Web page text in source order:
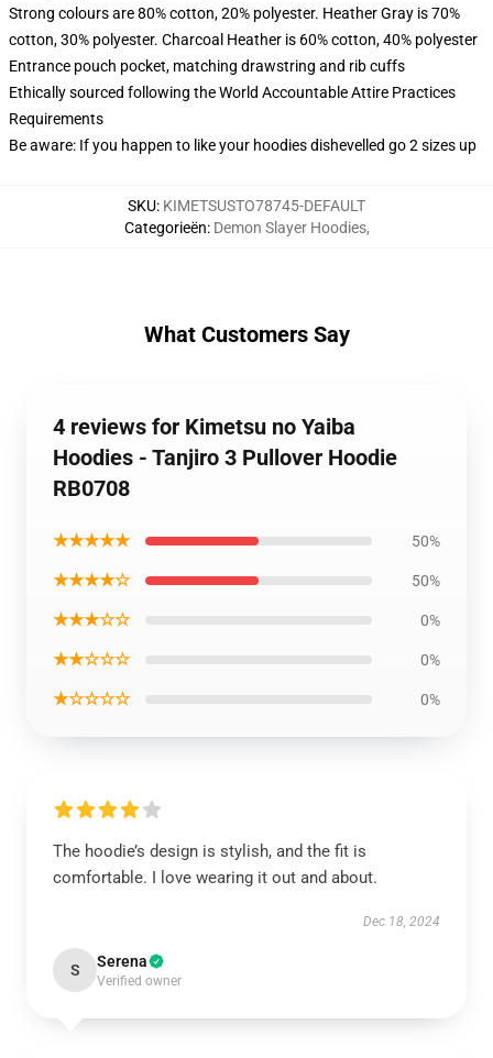
Strong colours are 80% cotton, 20% polyester. Heather Gray is 70%
cotton, 30% polyester. Charcoal Heather is 60% cotton, 40% polyester
Entrance pouch pocket, matching drawstring and rib cuffs
Ethically sourced following the World Accountable Attire Practices
Requirements
Be aware: If you happen to like your hoodies dishevelled go 2 sizes up
SKU: KIMETSUSTO78745-DEFAULT
Categorieën: Demon Slayer Hoodies,
What Customers Say
4 reviews for Kimetsu no Yaiba
Hoodies - Tanjiro 3 Pullover Hoodie
RB0708
★★★★★ 50%
★★★★☆ 50%
★★★☆☆ 0%
★★☆☆☆ 0%
★☆☆☆☆ 0%
The hoodie’s design is stylish, and the fit is
comfortable. I love wearing it out and about.
Dec 18, 2024
S Serena
Verified owner